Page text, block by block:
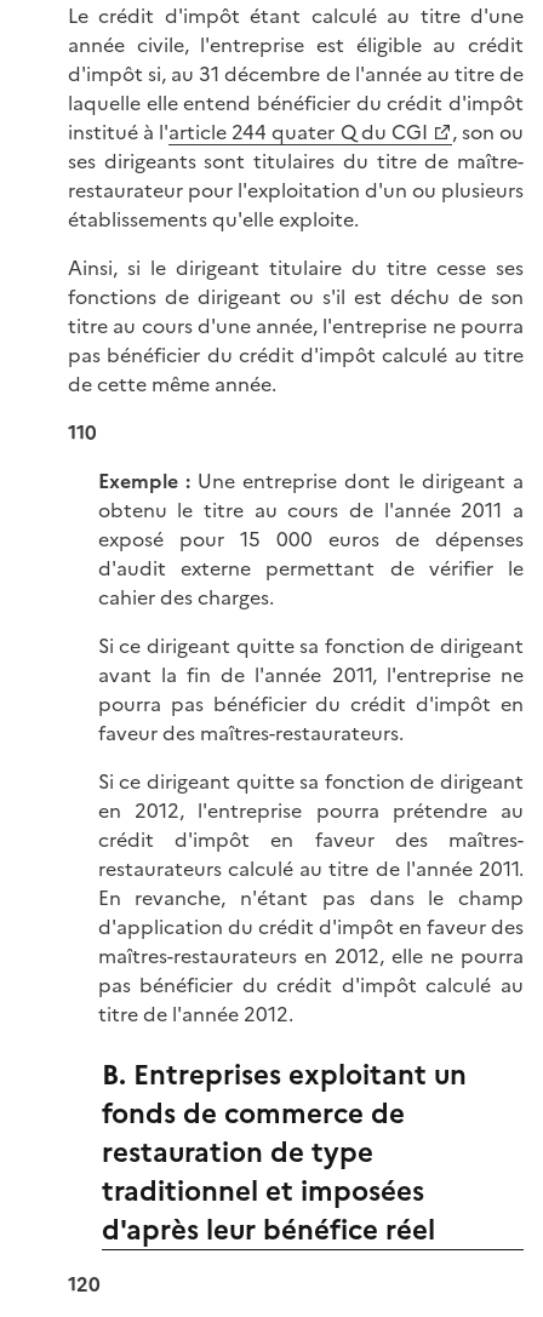
Le crédit d'impôt étant calculé au titre d'une
année civile, l'entreprise est éligible au crédit
d'impôt si, au 31 décembre de l'année au titre de
laquelle elle entend bénéficier du crédit d'impôt
institué à l'article 244 quater Q du CGI
, son ou
ses dirigeants sont titulaires du titre de maître-
restaurateur pour l'exploitation d'un ou plusieurs
établissements qu'elle exploite.
Ainsi, si le dirigeant titulaire du titre cesse ses
fonctions de dirigeant ou s'il est déchu de son
titre au cours d'une année, l'entreprise ne pourra
pas bénéficier du crédit d'impôt calculé au titre
de cette même année.
110
Exemple :Une entreprise dont le dirigeant a
obtenu le titre au cours de l'année 2011 a
exposé pour 15 000 euros de dépenses
d'audit externe permettant de vérifier le
cahier des charges.
Si ce dirigeant quitte sa fonction de dirigeant
avant la fin de l'année 2011, l'entreprise ne
pourra pas bénéficier du crédit d'impôt en
faveur des maîtres-restaurateurs.
Si ce dirigeant quitte sa fonction de dirigeant
en 2012, l'entreprise pourra prétendre au
crédit d'impôt en faveur des maîtres-
restaurateurs calculé au titre de l'année 2011.
En revanche, n'étant pas dans le champ
d'application du crédit d'impôt en faveur des
maîtres-restaurateurs en 2012, elle ne pourra
pas bénéficier du crédit d'impôt calculé au
titre de l'année 2012.
B. Entreprises exploitant un
fonds de commerce de
restauration de type
traditionnel et imposées
d'après leur bénéfice réel
120